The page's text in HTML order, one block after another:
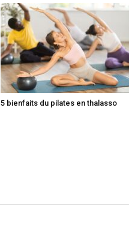
5 bienfaits du pilates en thalasso